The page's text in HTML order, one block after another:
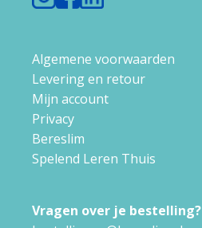
Algemene voorwaarden
Levering en retour
Mijn account
Privacy
Bereslim
Spelend Leren Thuis
Vragen over je bestelling?